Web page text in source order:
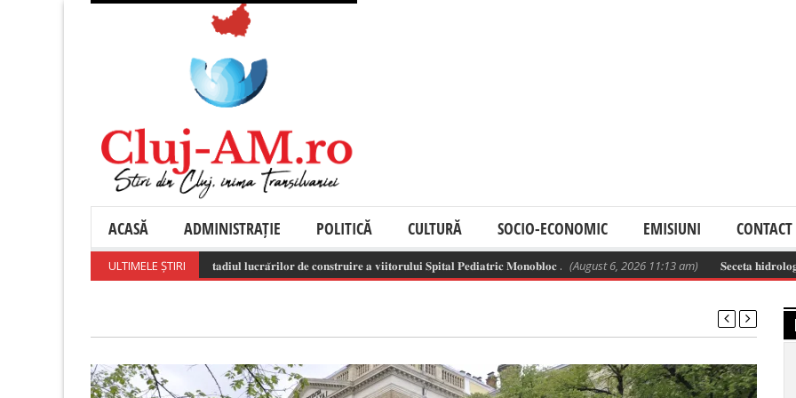
ACASĂ ADMINISTRAȚIE POLITICĂ CULTURĂ SOCIO-ECONOMIC EMISIUNI CONTACT
ULTIMELE ȘTIRI𝐒𝐭𝐚𝐝𝐢𝐮𝐥 𝐥𝐮𝐜𝐫𝐚̆𝐫𝐢𝐥𝐨𝐫 𝐝𝐞 𝐜𝐨𝐧𝐬𝐭𝐫𝐮𝐢𝐫𝐞 𝐚 𝐯𝐢𝐢𝐭𝐨𝐫𝐮𝐥𝐮𝐢 𝐒𝐩𝐢𝐭𝐚𝐥 𝐏𝐞𝐝𝐢𝐚𝐭𝐫𝐢𝐜 𝐌𝐨𝐧𝐨𝐛𝐥𝐨𝐜 . (August 6, 2026 11:13 am) 𝐒𝐞𝐜𝐞𝐭𝐚 𝐡𝐢𝐝𝐫𝐨𝐥𝐨𝐠𝐢𝐜𝐚̆ 𝐬𝐞